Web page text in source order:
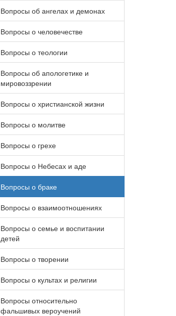
Вопросы об ангелах и демонах
Вопросы о человечестве
Вопросы о теологии
Вопросы об апологетике и
мировоззрении
Вопросы о христианской жизни
Вопросы о молитве
Вопросы о грехе
Вопросы о Небесах и аде
Вопросы о браке
Вопросы о взаимоотношениях
Вопросы о семье и воспитании
детей
Вопросы о творении
Вопросы о культах и религии
Вопросы относительно
фальшивых вероучений